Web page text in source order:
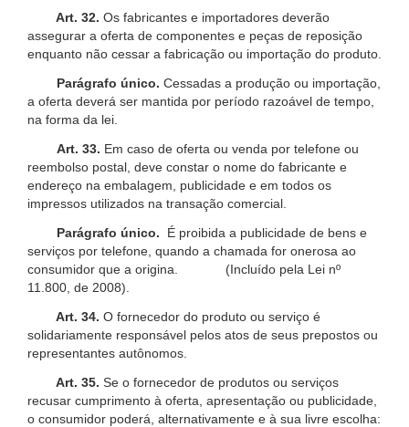
Art. 32. Os fabricantes e importadores deverão
assegurar a oferta de componentes e peças de reposição
enquanto não cessar a fabricação ou importação do produto.
Parágrafo único. Cessadas a produção ou importação,
a oferta deverá ser mantida por período razoável de tempo,
na forma da lei.
Art. 33. Em caso de oferta ou venda por telefone ou
reembolso postal, deve constar o nome do fabricante e
endereço na embalagem, publicidade e em todos os
impressos utilizados na transação comercial.
Parágrafo único.
É proibida a publicidade de bens e
serviços por telefone, quando a chamada for onerosa ao
consumidor que a origina. (Incluído pela Lei nº
11.800, de 2008).
Art. 34. O fornecedor do produto ou serviço é
solidariamente responsável pelos atos de seus prepostos ou
representantes autônomos.
Art. 35. Se o fornecedor de produtos ou serviços
recusar cumprimento à oferta, apresentação ou publicidade,
o consumidor poderá, alternativamente e à sua livre escolha: